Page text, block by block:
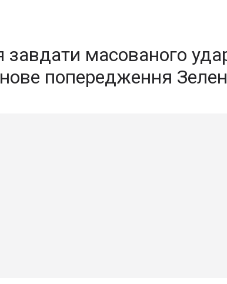
завдати масованого
попередження